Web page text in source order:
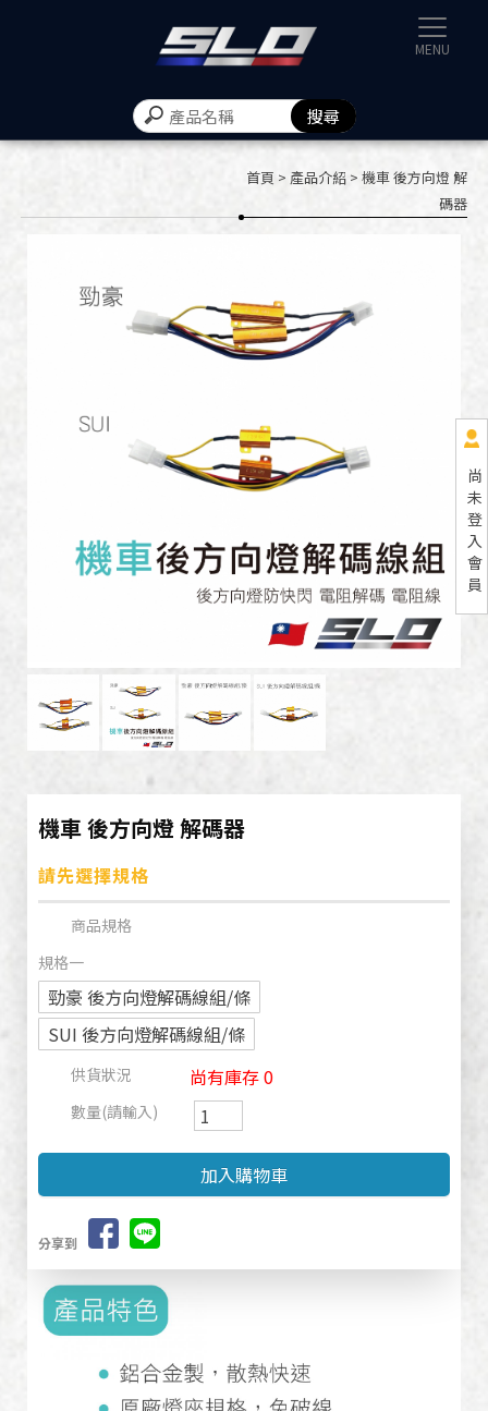
尚
未
登
入
會
員
速辰
首頁 > 產品介紹 > 機車 後方向燈 解
碼器
機車 後方向燈 解碼器
請先選擇規格
商品規格
規格一
勁豪 後方向燈解碼線組/條
SUI 後方向燈解碼線組/條
供貨狀況 尚有庫存 0
數量(請輸入)
分享到